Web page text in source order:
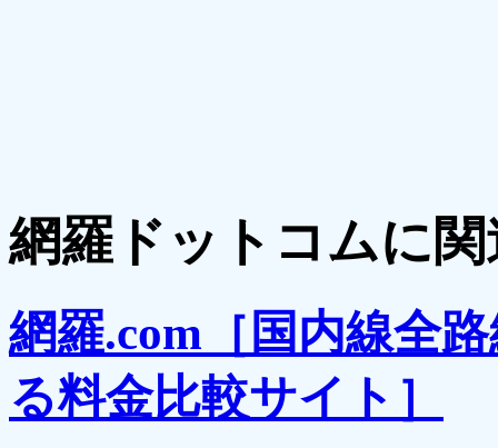
網羅ドットコムに
網羅.com［国内線全
る料金比較サイト］